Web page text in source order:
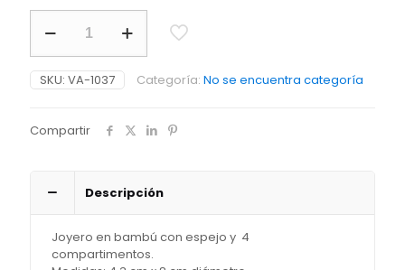
Eco
Bamboo
cantidad
SKU: VA-1037 Categoría: No se encuentra categoría
Compartir
Descripción
Joyero en bambú con espejo y 4
compartimentos.